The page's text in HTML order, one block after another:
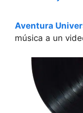
Aventura
música a un